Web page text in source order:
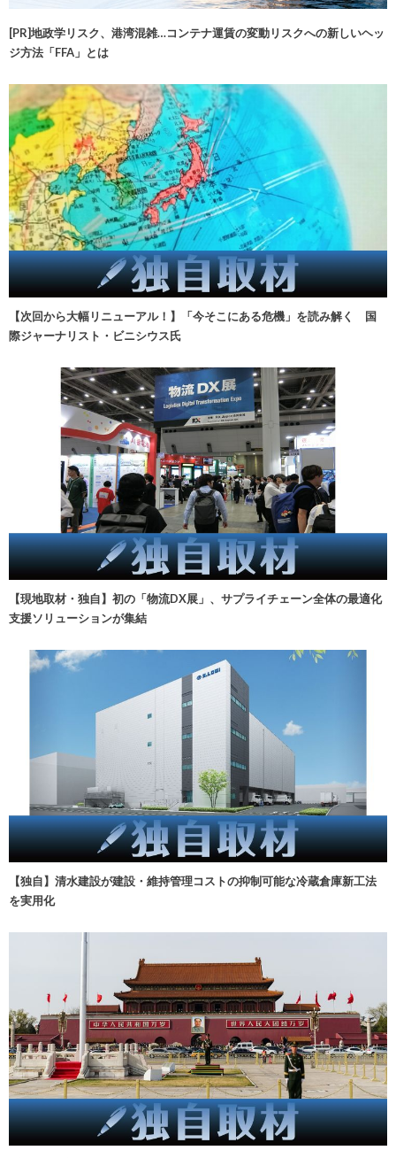
[PR]地政学リスク、港湾混雑…コンテナ運賃の変動リスクへの新しいヘッ
ジ方法「FFA」とは
【次回から大幅リニューアル！】「今そこにある危機」を読み解く 国
際ジャーナリスト・ビニシウス氏
【現地取材・独自】初の「物流DX展」、サプライチェーン全体の最適化
支援ソリューションが集結
【独自】清水建設が建設・維持管理コストの抑制可能な冷蔵倉庫新工法
を実用化